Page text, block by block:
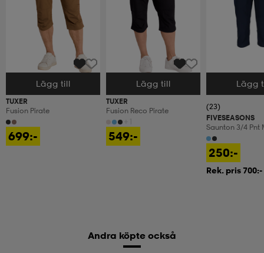
Välj storlek
Lägg till
TUXER
Fusion Pirate
699:-
Välj storlek
Lägg till
TUXER
Fusion Reco Pirate
549:-
Välj storlek
Lägg
(23)
FIVESEASONS
Saunton 3/4 Pnt
250:-
Rek. pris 700:-
Andra köpte också